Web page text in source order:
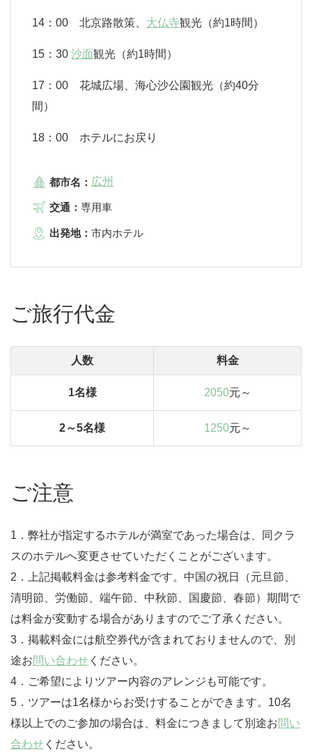
14：00 北京路散策、 大仏寺観光（約1時間）
15：30 沙面観光（約1時間）
17：00 花城広場、海心沙公園観光（約40分
間）
18：00 ホテルにお戻り
都市名： 広州
交通： 専用車
出発地： 市内ホテル
ご旅行代金
人数 料金
1名様 2050元～
2～5名様 1250元～
ご注意
1．弊社が指定するホテルが満室であった場合は、同クラ
スのホテルへ変更させていただくことがございます。
2．上記掲載料金は参考料金です。中国の祝日（元旦節、
清明節、労働節、端午節、中秋節、国慶節、春節）期間で
は料金が変動する場合がありますのでご了承ください。
3．掲載料金には航空券代が含まれておりませんので、別
途お問い合わせ ください。
4．ご希望によりツアー内容のアレンジも可能です。
5．ツアーは1名様からお受けすることができます。10名
様以上でのご参加の場合は、料金につきまして別途お問い
合わせ ください。